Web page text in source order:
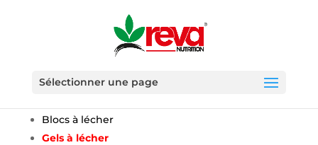
Sélectionner une page
GRANDS RUMINANTS
Blocs à lécher
Gels à lécher